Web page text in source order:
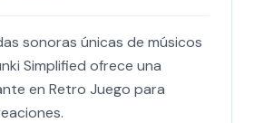
sonoras únicas de músicos
Simplified ofrece una
en Retro Juego para